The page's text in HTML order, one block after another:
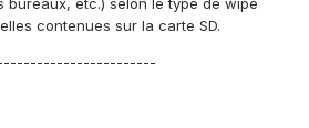
bureaux, etc.) selon le type de wipe
contenues sur la carte SD.